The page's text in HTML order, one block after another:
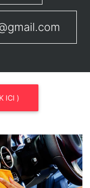
ICI )